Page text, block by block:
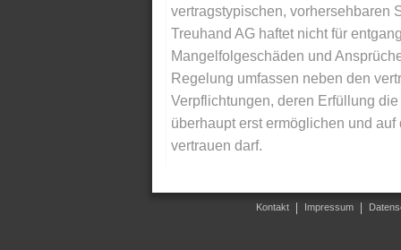
vertragstypischen, vorhersehbaren
Treuhand AG haftet nicht für
Mangelfolgeschäden und
Regelung umfassen neben den
Verpflichtungen, deren Erfüllung
überhaupt erst ermöglichen und
vertrauen darf.
Kontakt Impressum